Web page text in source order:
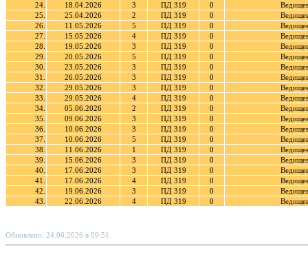
24.
18.04.2026 3 ПД 319 0
25.
25.04.2026 2 ПД 319 0
26.
11.05.2026 5 ПД 319 0
27.
15.05.2026 4 ПД 319 0
28.
19.05.2026 3 ПД 319 0
29.
20.05.2026 5 ПД 319 0
30.
23.05.2026 3 ПД 319 0
31.
26.05.2026 3 ПД 319 0
32.
29.05.2026 3 ПД 319 0
33.
29.05.2026 4 ПД 319 0
34.
05.06.2026 2 ПД 319 0
35.
09.06.2026 3 ПД 319 0
36.
10.06.2026 3 ПД 319 0
37.
10.06.2026 5 ПД 319 0
38.
11.06.2026 1 ПД 319 0
39.
15.06.2026 3 ПД 319 0
40.
17.06.2026 3 ПД 319 0
41.
17.06.2026 4 ПД 319 0
42.
19.06.2026 3 ПД 319 0
43.
22.06.2026 4 ПД 319 0
Обновлено: 24.06.2026 в 09:51.